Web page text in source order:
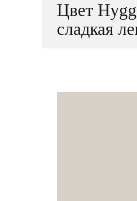
Цвет
сладкая